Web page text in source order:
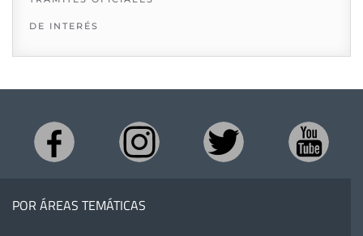
DE INTERÉS
POR ÁREAS TEMÁTICAS